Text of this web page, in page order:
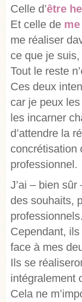
Celle d’être
Et celle de
me réaliser
ce que je
Tout le reste
Ces deux
car je peux
les incarner
d’attendre la
concrétisation
professionnel.
J’ai – bien
des souhaits,
professionnels.
Cependant, ils
face à mes
Ils se
intégralement
Cela ne